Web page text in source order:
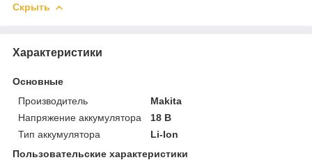
Скрыть
Характеристики
Основные
Производитель
Makita
Напряжение аккумулятора
18 В
Тип аккумулятора
Li-Ion
Пользовательские характеристики